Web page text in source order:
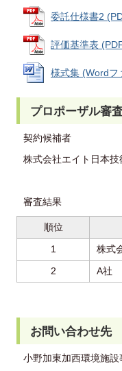
委託仕様書2
評価基準表
様式集 (Wordフ
プロポーザル審
契約候補者
株式会社エイト日本
審査結果
順位
1
株式
2
A社
お問い合わせ先
小野加東加西環境施